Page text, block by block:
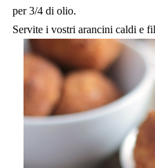
per 3/4 di olio.
Servite i vostri arancini caldi e